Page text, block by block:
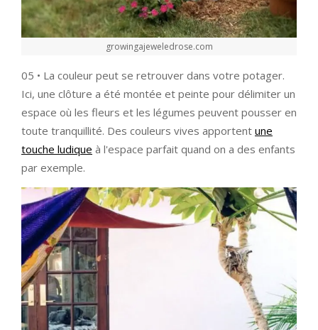
growingajeweledrose.com
05 • La couleur peut se retrouver dans votre potager.
Ici, une clôture a été montée et peinte pour délimiter un
espace où les fleurs et les légumes peuvent pousser en
toute tranquillité. Des couleurs vives apportent une
touche ludique à l'espace parfait quand on a des enfants
par exemple.